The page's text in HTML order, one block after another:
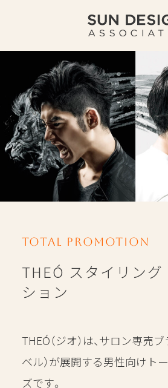
TOP
ABOUT
ABOUT US
SERVICE
OUTLINE
ACCESS
Total Promotion
THEÓ スタイリン
ション
THEÓ（ジオ）は、サロン専売
ベル）が展開する男性向けト
ズです。